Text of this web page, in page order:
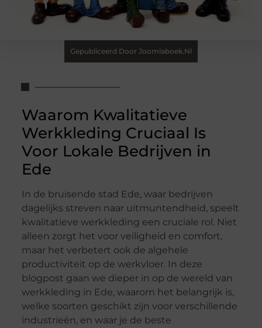
Gepubliceerd Door Joomlaboek.nl
Waarom Kwalitatieve
Werkkleding Cruciaal Is
Voor Lokale Bedrijven in
Ede
In de bruisende stad Ede, waar bedrijven
dagelijks streven naar uitmuntendheid, speelt
kwalitatieve werkkleding een cruciale rol. Niet
alleen zorgt het voor veiligheid en comfort,
maar het verbetert ook de algehele
productiviteit op de werkvloer. In deze
blogpost gaan we dieper in op de wereld van
werkkleding in Ede, waarom het belangrijk is,
welke soorten geschikt zijn voor verschillende
industrieën, en waar je de beste